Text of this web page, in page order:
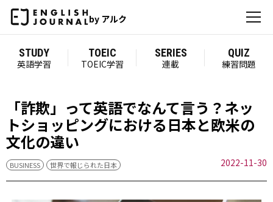
by アルク
STUDY
英語学習
TOEIC
TOEIC学習
SERIES
連載
QUIZ
練習問題
「詐欺」って英語でなんて言う？ネッ
トショッピングにおける日本と欧米の
文化の違い
BUSINESS 世界で報じられた日本 2022-11-30